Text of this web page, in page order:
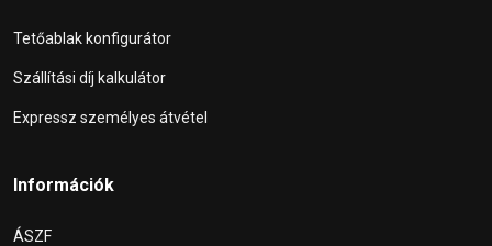
Tetőablak konfigurátor
Szállítási díj kalkulátor
Expressz személyes átvétel
Információk
ÁSZF